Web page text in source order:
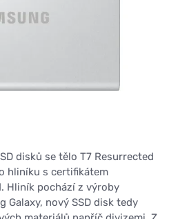
disků se tělo T7 Resurrected
hliníku s certifikátem
Hliník pochází z výroby
Galaxy, nový SSD disk tedy